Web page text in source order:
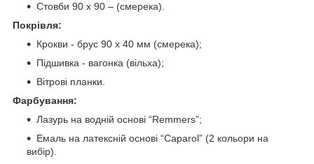
Стовби 90 х 90 – (смерека).
Покрівля:
Крокви - брус 90 х 40 мм (смерека);
Підшивка - вагонка (вільха);
Вітрові планки.
Фарбування:
Лазурь на водній основі “Remmers”;
Емаль на латексній основі “Caparol” (2 кольори на
вибір).